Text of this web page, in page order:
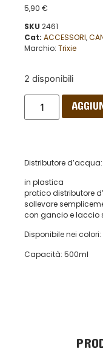
5,90 €
SKU 2461
Cat: ACCESSORI,
Marchio: Trixie
2 disponibili
Distributore d’acqua:
in plastica
pratico distributore
sollevare
con gancio e laccio
Disponibile nei
Capacità: 500ml